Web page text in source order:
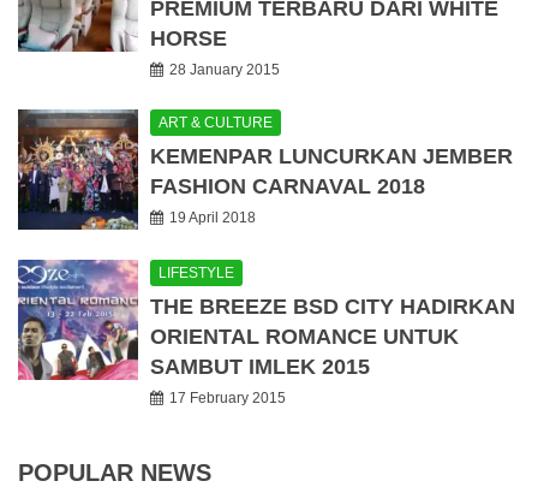
PREMIUM TERBARU DARI WHITE
HORSE
28 January 2015
ART & CULTURE
KEMENPAR LUNCURKAN JEMBER
FASHION CARNAVAL 2018
19 April 2018
LIFESTYLE
THE BREEZE BSD CITY HADIRKAN
ORIENTAL ROMANCE UNTUK
SAMBUT IMLEK 2015
17 February 2015
POPULAR NEWS